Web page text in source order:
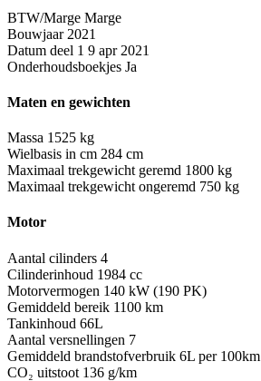
BTW/Marge Marge
Bouwjaar 2021
Datum deel 1 9 apr 2021
Onderhoudsboekjes Ja
Maten en gewichten
Massa 1525 kg
Wielbasis in cm 284 cm
Maximaal trekgewicht geremd 1800 kg
Maximaal trekgewicht ongeremd 750 kg
Motor
Aantal cilinders 4
Cilinderinhoud 1984 cc
Motorvermogen 140 kW (190 PK)
Gemiddeld bereik 1100 km
Tankinhoud 66L
Aantal versnellingen 7
Gemiddeld brandstofverbruik 6L per 100km
CO₂ uitstoot 136 g/km